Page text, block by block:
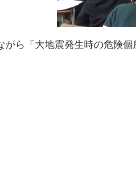
がら「大地震発生時の危険